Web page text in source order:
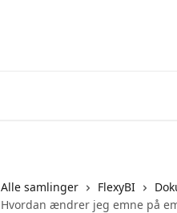
Alle samlinger FlexyBI
Hvordan ændrer jeg emne på